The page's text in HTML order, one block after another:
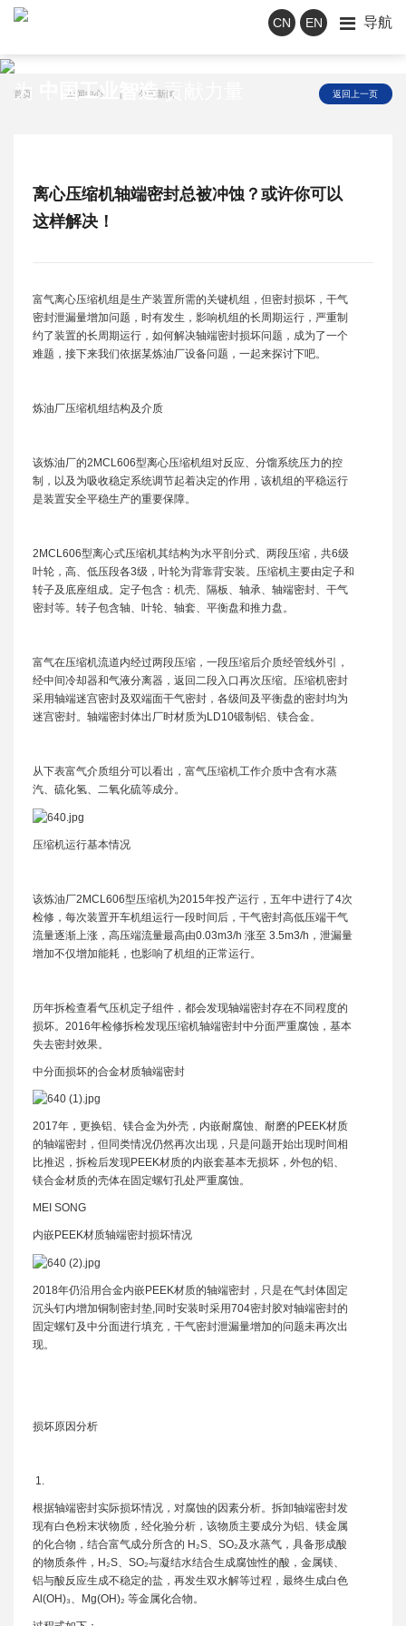
CN EN 导航
为 中国工业智造贡献力量
首页 新闻中心 | 公司新闻 返回上一页
离心压缩机轴端密封总被冲蚀？或许你可以
这样解决！
富气离心压缩机组是生产装置所需的关键机组，但密封损坏，干气
密封泄漏量增加问题，时有发生，影响机组的长周期运行，严重制
约了装置的长周期运行，如何解决轴端密封损坏问题，成为了一个
难题，接下来我们依据某炼油厂设备问题，一起来探讨下吧。
炼油厂压缩机组结构及介质
该炼油厂的2MCL606型离心压缩机组对反应、分馏系统压力的控
制，以及为吸收稳定系统调节起着决定的作用，该机组的平稳运行
是装置安全平稳生产的重要保障。
2MCL606型离心式压缩机其结构为水平剖分式、两段压缩，共6级
叶轮，高、低压段各3级，叶轮为背靠背安装。压缩机主要由定子和
转子及底座组成。定子包含：机壳、隔板、轴承、轴端密封、干气
密封等。转子包含轴、叶轮、轴套、平衡盘和推力盘。
富气在压缩机流道内经过两段压缩，一段压缩后介质经管线外引，
经中间冷却器和气液分离器，返回二段入口再次压缩。压缩机密封
采用轴端迷宫密封及双端面干气密封，各级间及平衡盘的密封均为
迷宫密封。轴端密封体出厂时材质为LD10锻制铝、镁合金。
从下表富气介质组分可以看出，富气压缩机工作介质中含有水蒸
汽、硫化氢、二氧化硫等成分。
压缩机运行基本情况
该炼油厂2MCL606型压缩机为2015年投产运行，五年中进行了4次
检修，每次装置开车机组运行一段时间后，干气密封高低压端干气
流量逐渐上涨，高压端流量最高由0.03m3/h 涨至 3.5m3/h，泄漏量
增加不仅增加能耗，也影响了机组的正常运行。
历年拆检查看气压机定子组件，都会发现轴端密封存在不同程度的
损坏。2016年检修拆检发现压缩机轴端密封中分面严重腐蚀，基本
失去密封效果。
中分面损坏的合金材质轴端密封
2017年，更换铝、镁合金为外壳，内嵌耐腐蚀、耐磨的PEEK材质
的轴端密封，但同类情况仍然再次出现，只是问题开始出现时间相
比推迟，拆检后发现PEEK材质的内嵌套基本无损坏，外包的铝、
镁合金材质的壳体在固定螺钉孔处严重腐蚀。
MEI SONG
内嵌PEEK材质轴端密封损坏情况
2018年仍沿用合金内嵌PEEK材质的轴端密封，只是在气封体固定
沉头钉内增加铜制密封垫,同时安装时采用704密封胶对轴端密封的
固定螺钉及中分面进行填充，干气密封泄漏量增加的问题未再次出
现。
损坏原因分析
1.
根据轴端密封实际损坏情况，对腐蚀的因素分析。拆卸轴端密封发
现有白色粉末状物质，经化验分析，该物质主要成分为铝、镁金属
的化合物，结合富气成分所含的 H₂S、SO₂及水蒸气，具备形成酸
的物质条件，H₂S、SO₂与凝结水结合生成腐蚀性的酸，金属镁、
铝与酸反应生成不稳定的盐，再发生双水解等过程，最终生成白色
Al(OH)₃、Mg(OH)₂ 等金属化合物。